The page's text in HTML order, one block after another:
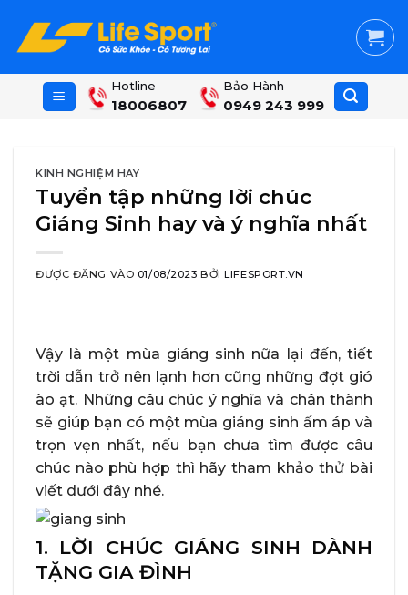
content
Hotline
18006807
Bảo Hành
0949 243 999
KINH NGHIỆM HAY
Tuyển tập những lời chúc
Giáng Sinh hay và ý nghĩa nhất
ĐƯỢC ĐĂNG VÀO 01/08/2023 BỞILIFESPORT.VN
Vậy là một mùa giáng sinh nữa lại đến, tiết
trời dẫn trở nên lạnh hơn cũng những đợt gió
ào ạt. Những câu chúc ý nghĩa và chân thành
sẽ giúp bạn có một mùa giáng sinh ấm áp và
trọn vẹn nhất, nếu bạn chưa tìm được câu
chúc nào phù hợp thì hãy tham khảo thử bài
viết dưới đây nhé.
1. LỜI CHÚC GIÁNG SINH DÀNH
TẶNG GIA ĐÌNH